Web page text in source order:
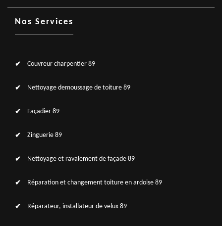
Nos Services
Couvreur charpentier 89
Nettoyage demoussage de toiture 89
Façadier 89
Zinguerie 89
Nettoyage et ravalement de façade 89
Réparation et changement toiture en ardoise 89
Réparateur, installateur de velux 89